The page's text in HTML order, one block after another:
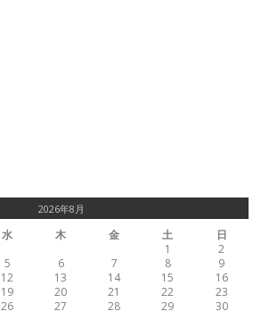
2026年8月
水 木 金 土
日
1
2
5 6 7 8
9
12 13 14 15
16
19 20 21 22
23
26 27 28 29
30